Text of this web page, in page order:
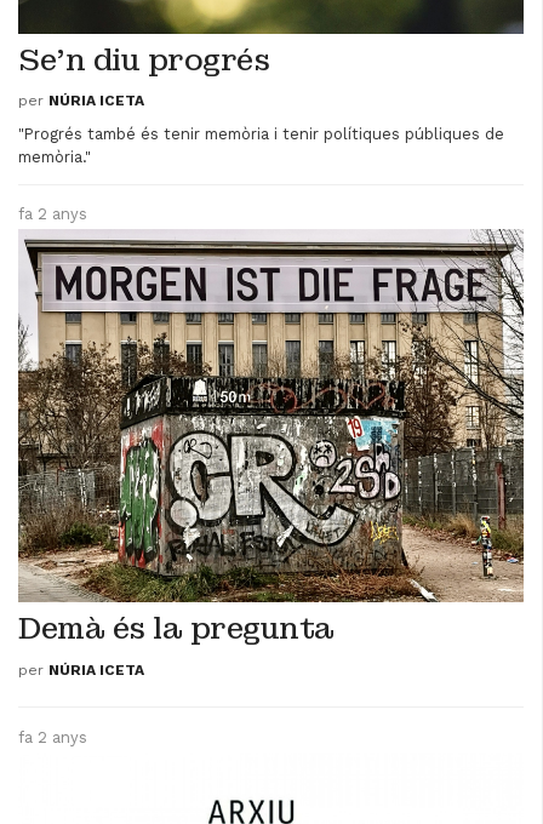
Se'n diu progrés
per NÚRIA ICETA
"Progrés també és tenir memòria i tenir polítiques públiques de
memòria."
fa 2 anys
Demà és la pregunta
per NÚRIA ICETA
fa 2 anys